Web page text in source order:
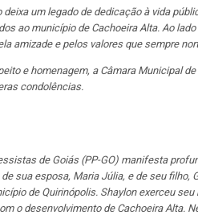
deixa um legado de dedicação à vida
ao município de Cachoeira Alta. Ao
amizade e pelos valores que sempre
e homenagem, a Câmara Municipal
condolências.
de Goiás (PP-GO) manifesta
de sua esposa, Maria Júlia, e de seu
de Quirinópolis. Shaylon exerceu
o desenvolvimento de Cachoeira Alta.